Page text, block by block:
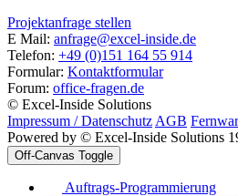
Projektanfrage stellen
E Mail: anfrage@excel-inside.de
Telefon: +49 (0)151 164 55 914
Formular: Kontaktformular
Forum: office-fragen.de
© Excel-Inside Solutions
Impressum / Datenschutz AGB
Powered by © Excel-Inside Solutions
Off-Canvas Toggle
Auftrags-Programmierung